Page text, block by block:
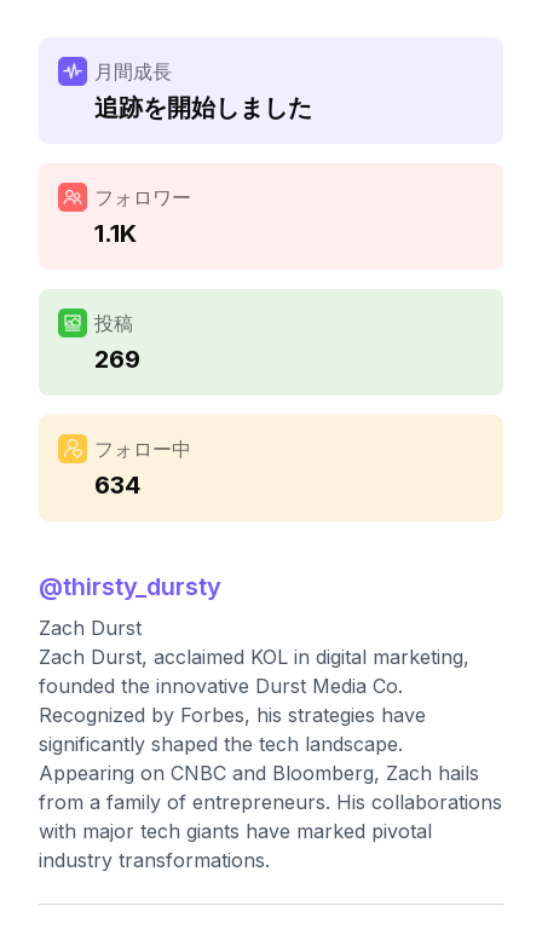
月間成長
追跡を開始しました
フォロワー
1.1K
投稿
269
フォロー中
634
@thirsty_dursty
Zach Durst
Zach Durst, acclaimed KOL in digital marketing,
founded the innovative Durst Media Co.
Recognized by Forbes, his strategies have
significantly shaped the tech landscape.
Appearing on CNBC and Bloomberg, Zach hails
from a family of entrepreneurs. His collaborations
with major tech giants have marked pivotal
industry transformations.